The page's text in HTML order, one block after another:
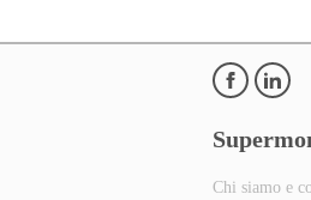
Chi siamo e